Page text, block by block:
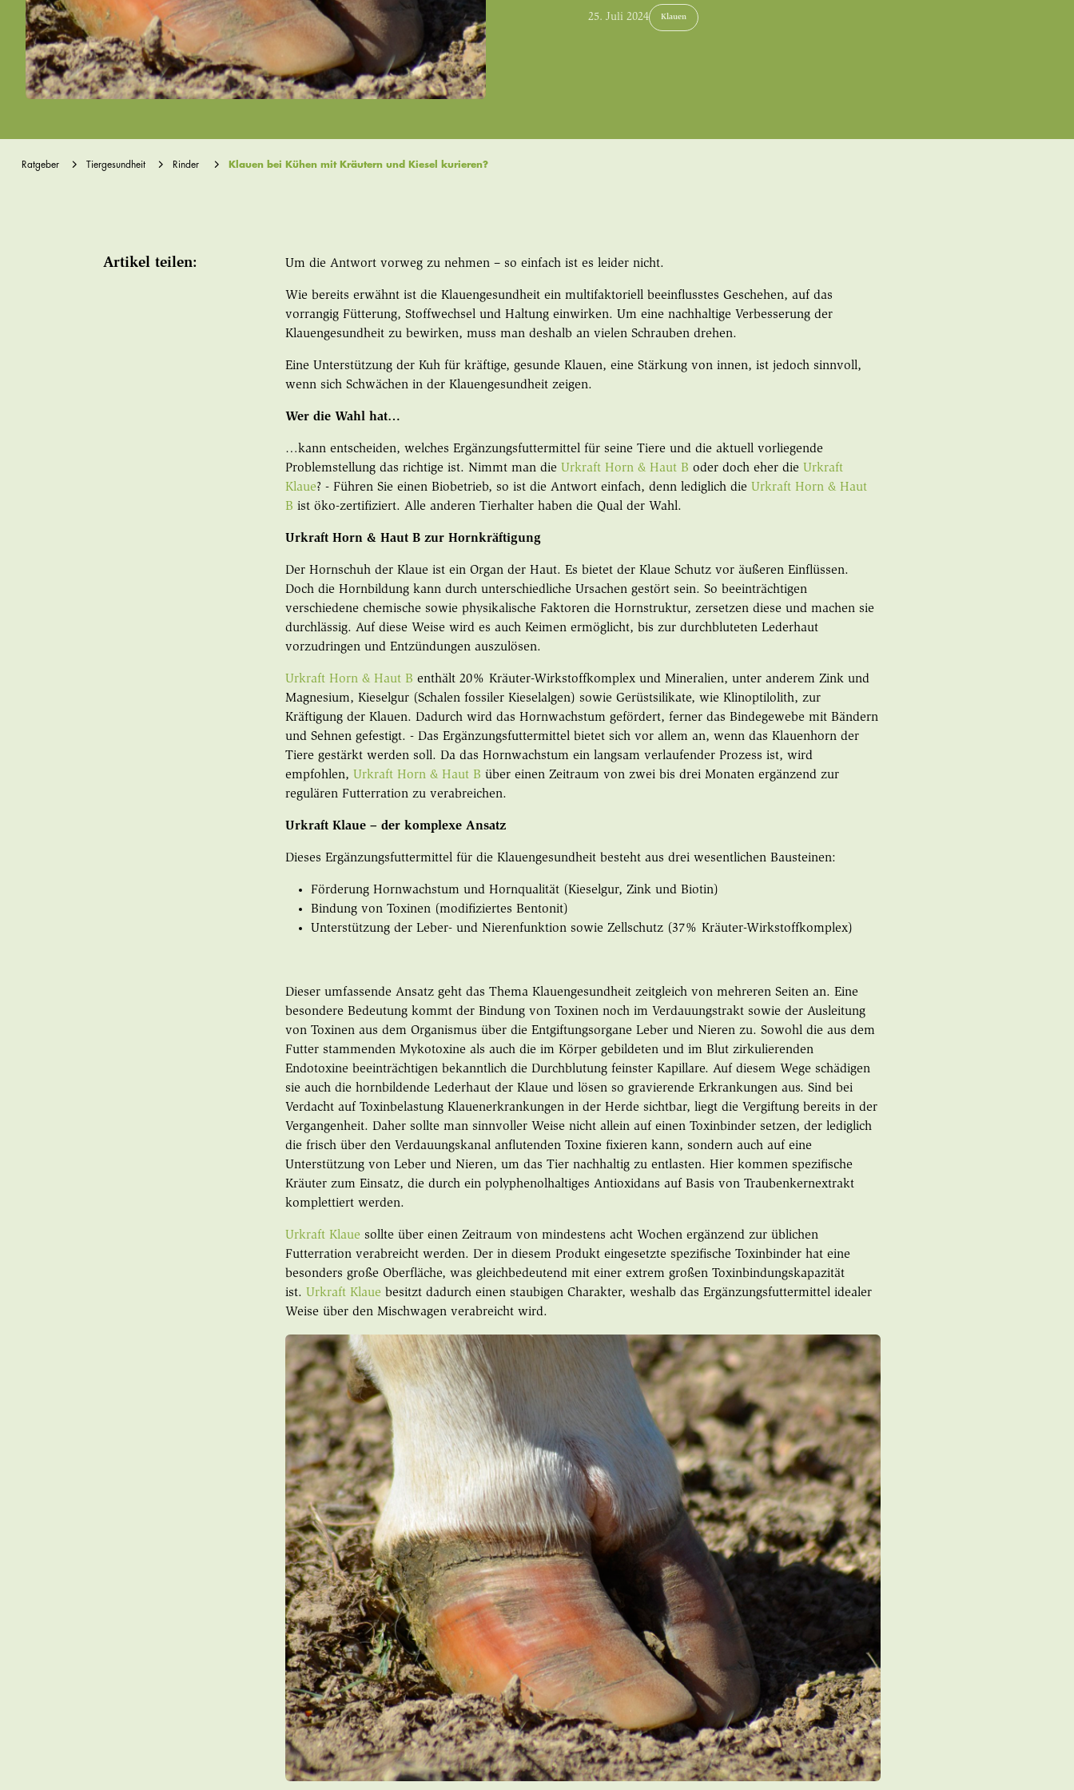
25. Juli 2024 Klauen
Ratgeber Tiergesundheit Rinder Klauen bei Kühen mit Kräutern und Kiesel kurieren?
Artikel teilen: Um die Antwort vorweg zu nehmen – so einfach ist es leider nicht.
Wie bereits erwähnt ist die Klauengesundheit ein multifaktoriell beeinflusstes Geschehen, auf das
vorrangig Fütterung, Stoffwechsel und Haltung einwirken. Um eine nachhaltige Verbesserung der
Klauengesundheit zu bewirken, muss man deshalb an vielen Schrauben drehen.
Eine Unterstützung der Kuh für kräftige, gesunde Klauen, eine Stärkung von innen, ist jedoch sinnvoll,
wenn sich Schwächen in der Klauengesundheit zeigen.
Wer die Wahl hat…
…kann entscheiden, welches Ergänzungsfuttermittel für seine Tiere und die aktuell vorliegende
Problemstellung das richtige ist. Nimmt man die Urkraft Horn & Haut B oder doch eher die Urkraft
Klaue? - Führen Sie einen Biobetrieb, so ist die Antwort einfach, denn lediglich die Urkraft Horn & Haut
B ist öko-zertifiziert. Alle anderen Tierhalter haben die Qual der Wahl.
Urkraft Horn & Haut B zur Hornkräftigung
Der Hornschuh der Klaue ist ein Organ der Haut. Es bietet der Klaue Schutz vor äußeren Einflüssen.
Doch die Hornbildung kann durch unterschiedliche Ursachen gestört sein. So beeinträchtigen
verschiedene chemische sowie physikalische Faktoren die Hornstruktur, zersetzen diese und machen sie
durchlässig. Auf diese Weise wird es auch Keimen ermöglicht, bis zur durchbluteten Lederhaut
vorzudringen und Entzündungen auszulösen.
Urkraft Horn & Haut B enthält 20% Kräuter-Wirkstoffkomplex und Mineralien, unter anderem Zink und
Magnesium, Kieselgur (Schalen fossiler Kieselalgen) sowie Gerüstsilikate, wie Klinoptilolith, zur
Kräftigung der Klauen. Dadurch wird das Hornwachstum gefördert, ferner das Bindegewebe mit Bändern
und Sehnen gefestigt. - Das Ergänzungsfuttermittel bietet sich vor allem an, wenn das Klauenhorn der
Tiere gestärkt werden soll. Da das Hornwachstum ein langsam verlaufender Prozess ist, wird
empfohlen, Urkraft Horn & Haut B über einen Zeitraum von zwei bis drei Monaten ergänzend zur
regulären Futterration zu verabreichen.
Urkraft Klaue – der komplexe Ansatz
Dieses Ergänzungsfuttermittel für die Klauengesundheit besteht aus drei wesentlichen Bausteinen:
Förderung Hornwachstum und Hornqualität (Kieselgur, Zink und Biotin)
Bindung von Toxinen (modifiziertes Bentonit)
Unterstützung der Leber- und Nierenfunktion sowie Zellschutz (37% Kräuter-Wirkstoffkomplex)
Dieser umfassende Ansatz geht das Thema Klauengesundheit zeitgleich von mehreren Seiten an. Eine
besondere Bedeutung kommt der Bindung von Toxinen noch im Verdauungstrakt sowie der Ausleitung
von Toxinen aus dem Organismus über die Entgiftungsorgane Leber und Nieren zu. Sowohl die aus dem
Futter stammenden Mykotoxine als auch die im Körper gebildeten und im Blut zirkulierenden
Endotoxine beeinträchtigen bekanntlich die Durchblutung feinster Kapillare. Auf diesem Wege schädigen
sie auch die hornbildende Lederhaut der Klaue und lösen so gravierende Erkrankungen aus. Sind bei
Verdacht auf Toxinbelastung Klauenerkrankungen in der Herde sichtbar, liegt die Vergiftung bereits in der
Vergangenheit. Daher sollte man sinnvoller Weise nicht allein auf einen Toxinbinder setzen, der lediglich
die frisch über den Verdauungskanal anflutenden Toxine fixieren kann, sondern auch auf eine
Unterstützung von Leber und Nieren, um das Tier nachhaltig zu entlasten. Hier kommen spezifische
Kräuter zum Einsatz, die durch ein polyphenolhaltiges Antioxidans auf Basis von Traubenkernextrakt
komplettiert werden.
Urkraft Klaue sollte über einen Zeitraum von mindestens acht Wochen ergänzend zur üblichen
Futterration verabreicht werden. Der in diesem Produkt eingesetzte spezifische Toxinbinder hat eine
besonders große Oberfläche, was gleichbedeutend mit einer extrem großen Toxinbindungskapazität
ist. Urkraft Klaue besitzt dadurch einen staubigen Charakter, weshalb das Ergänzungsfuttermittel idealer
Weise über den Mischwagen verabreicht wird.